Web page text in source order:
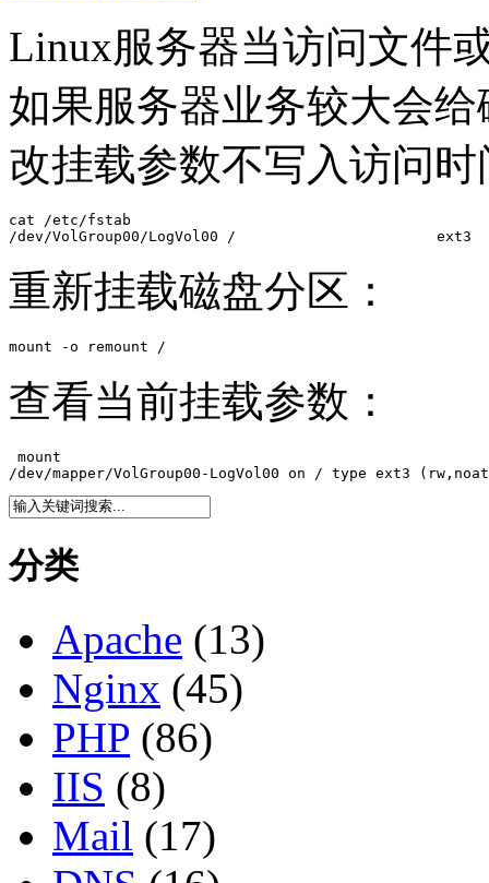
Linux服务器当访问文件
如果服务器业务较大会
改挂载参数不写入访问时
cat /etc/fstab
/dev/VolGroup00/LogVol00 /                       ext3
重新挂载磁盘分区：
mount -o remount /
查看当前挂载参数：
mount
/dev/mapper/VolGroup00-LogVol00 on / type ext3
分类
Apache (13)
Nginx (45)
PHP (86)
IIS (8)
Mail (17)